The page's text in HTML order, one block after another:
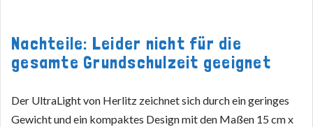
Nachteile: Leider nicht für die
gesamte Grundschulzeit geeignet
Der UltraLight von Herlitz zeichnet sich durch ein geringes
Gewicht und ein kompaktes Design mit den Maßen 15 cm x